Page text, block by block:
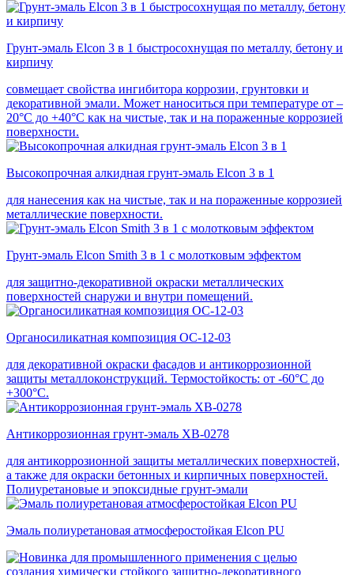
Грунт-эмаль Elcon 3 в 1 быстросохнущая по металлу, бетону и
кирпичу
совмещает свойства ингибитора коррозии, грунтовки и
декоративной эмали. Может наноситься при температуре от –
20°С до +40°С как на чистые, так и на пораженные коррозией
поверхности.
Высокопрочная алкидная грунт-эмаль Elcon 3 в 1
для нанесения как на чистые, так и на пораженные коррозией
металлические поверхности.
Грунт-эмаль Elcon Smith 3 в 1 с молотковым эффектом
для защитно-декоративной окраски металлических
поверхностей снаружи и внутри помещений.
Органосиликатная композиция ОС-12-03
для декоративной окраски фасадов и антикоррозионной
защиты металлоконструкций. Термостойкость: от -60°С до
+300°С.
Антикоррозионная грунт-эмаль ХВ-0278
для антикоррозионной защиты металлических поверхностей,
а также для окраски бетонных и кирпичных поверхностей.
Полиуретановые и эпоксидные грунт-эмали
Эмаль полиуретановая атмосферостойкая Elcon PU
для промышленного применения с целью
создания химически стойкого защитно-декоративного